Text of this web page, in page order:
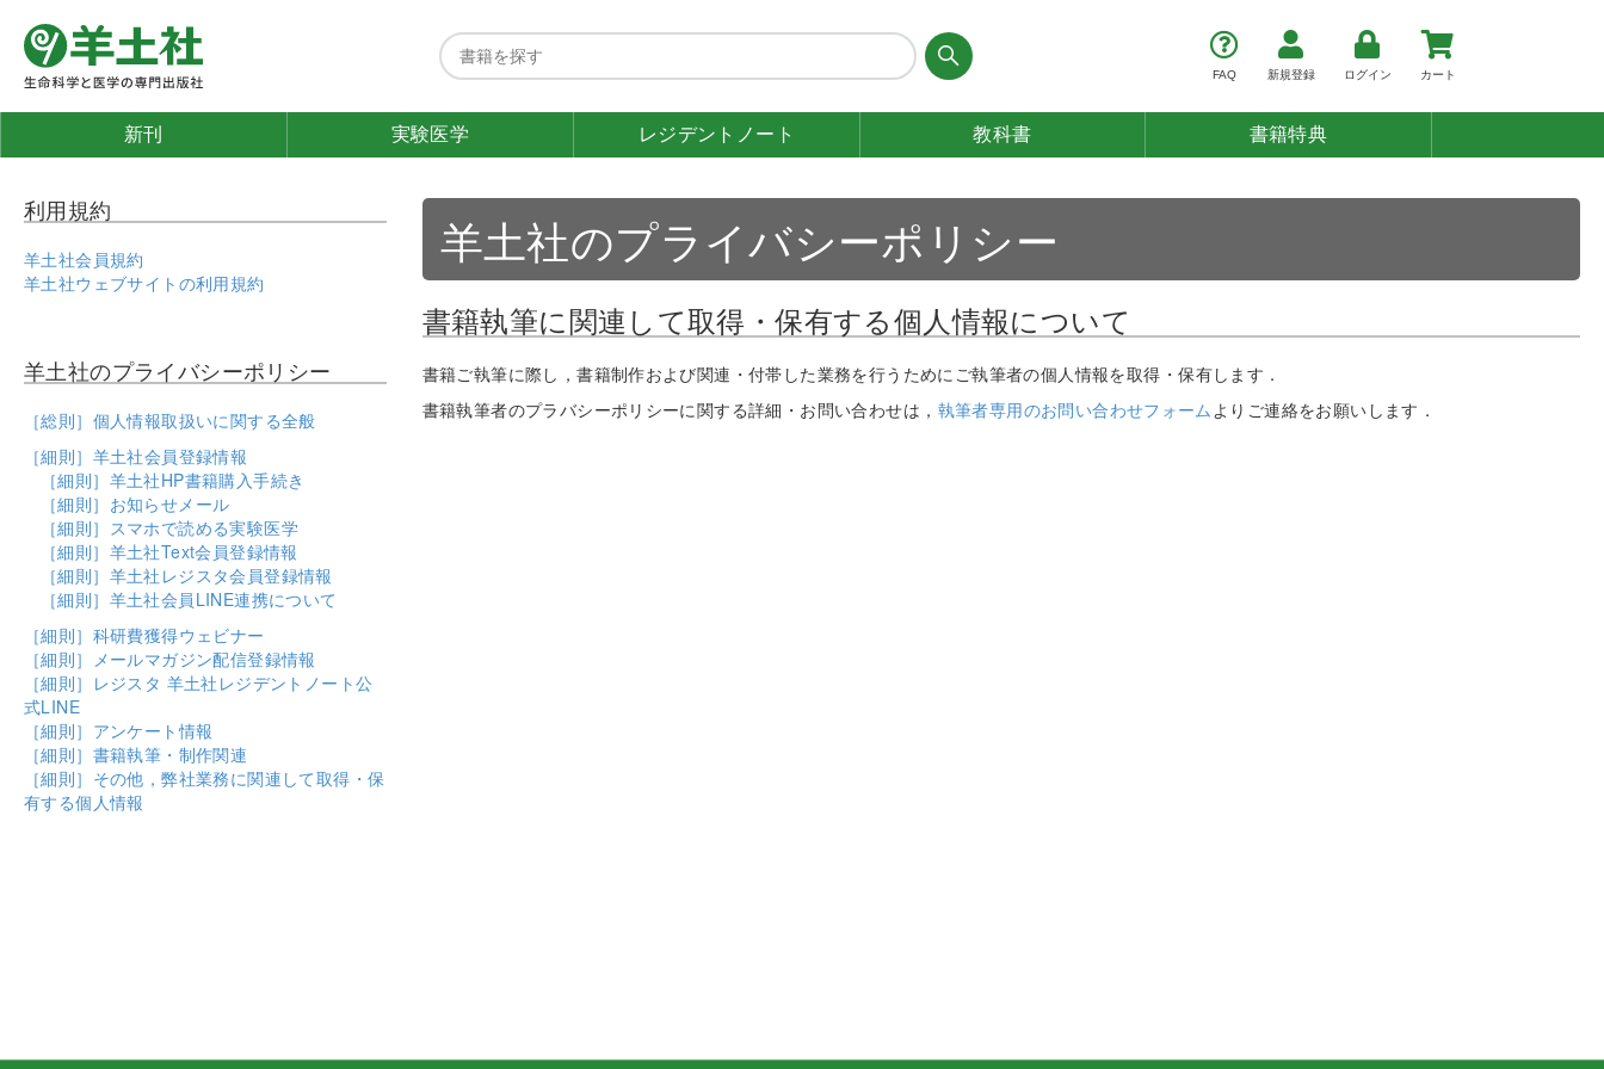
FAQ 新規登録 ログイン カート
新刊 実験医学 レジデント ノート 教科書 書籍特典
羊土社のプライバシーポリシー
書籍執筆に関連して取得・保有する個人情報について
書籍ご執筆に際し，書籍制作および関連・付帯した業務を行うためにご執筆者の個人情報を取得・保有します．
書籍執筆者のプラバシーポリシーに関する詳細・お問い合わせは， 執筆者専用のお問い合わせフォーム よりご連絡をお願いします．
利用規約
羊土社会員規約
羊土社ウェブサイトの利用規約
羊土社のプライバシーポリシー
［総則］個人情報取扱いに関する全般
［細則］羊土社会員登録情報
［細則］羊土社HP書籍購入手続き
［細則］お知らせメール
［細則］スマホで読める実験医学
［細則］羊土社Text会員登録情報
［細則］羊土社レジスタ会員登録情報
［細則］羊土社会員LINE連携について
［細則］科研費獲得ウェビナー
［細則］メールマガジン配信登録情報
［細則］レジスタ 羊土社レジデントノート公
式LINE
［細則］アンケート情報
［細則］書籍執筆・制作関連
［細則］その他，弊社業務に関連して取得・保
有する個人情報